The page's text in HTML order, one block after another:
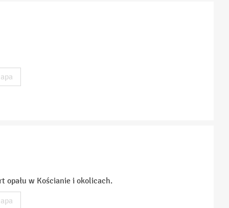
opału w Kościanie i okolicach.